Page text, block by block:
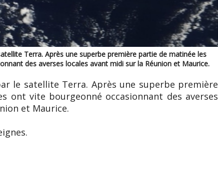
Terra. Après une superbe première partie de matinée les
des averses locales avant midi sur la Réunion et Maurice.
le satellite Terra. Après une superbe première
ont vite bourgeonné occasionnant des averses
et Maurice.